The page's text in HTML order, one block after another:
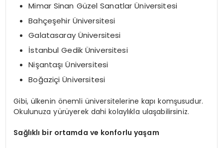
Mimar Sinan Güzel Sanatlar Üniversitesi
Bahçeşehir Üniversitesi
Galatasaray Üniversitesi
İstanbul Gedik Üniversitesi
Nişantaşı Üniversitesi
Boğaziçi Üniversitesi
Gibi, ülkenin önemli üniversitelerine kapı komşusudur.
Okulunuza yürüyerek dahi kolaylıkla ulaşabilirsiniz.
Sağlıklı bir ortamda ve konforlu yaşam